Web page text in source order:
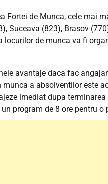
Fortei de Munca, cele mai
Suceava (823), Brasov
locurilor de munca va fi
avantaje daca fac
a absolventilor este
imediat dupa
program de 8 ore pentru o